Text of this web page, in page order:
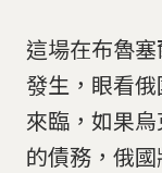
這場在布魯
發生，眼看
來臨，如果
的債務，俄